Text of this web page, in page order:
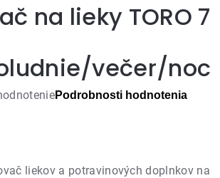
na lieky TORO 7
večer/noc
Podrobnosti hodnotenia
liekov a potravinových doplnkov na